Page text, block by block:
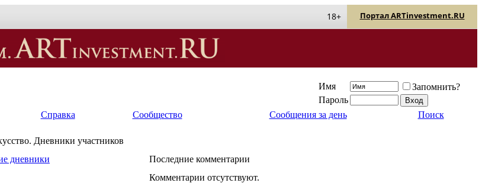
Портал ARTinvestment.RU
18+
Имя
Запомнить?
Пароль
Справка Сообщество Сообщения за день Поиск
Дневники участников
дневники
Последние комментарии
Комментарии отсутствуют.